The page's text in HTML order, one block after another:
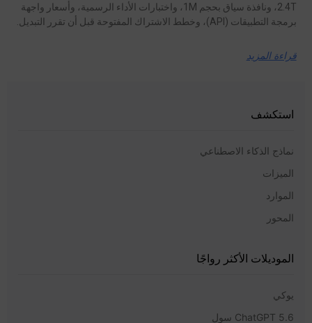
2.4T، ونافذة سياق بحجم 1M، واختبارات الأداء الرسمية، وأسعار واجهة
برمجة التطبيقات (API)، وخطط الاشتراك المفتوحة قبل أن تقرر التبديل.
قراءة المزيد
استكشف
نماذج الذكاء الاصطناعي
الميزات
الموارد
المحور
الموديلات الأكثر رواجًا
يوكي
ChatGPT 5.6 سول